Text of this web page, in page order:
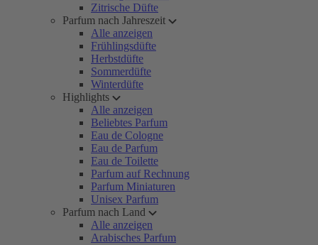
Zitrische Düfte
Parfum nach Jahreszeit
Alle anzeigen
Frühlingsdüfte
Herbstdüfte
Sommerdüfte
Winterdüfte
Highlights
Alle anzeigen
Beliebtes Parfum
Eau de Cologne
Eau de Parfum
Eau de Toilette
Parfum auf Rechnung
Parfum Miniaturen
Unisex Parfum
Parfum nach Land
Alle anzeigen
Arabisches Parfum